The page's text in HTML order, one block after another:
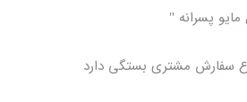
مایو پسرانه "
سفارش مشتری بستگی دارد